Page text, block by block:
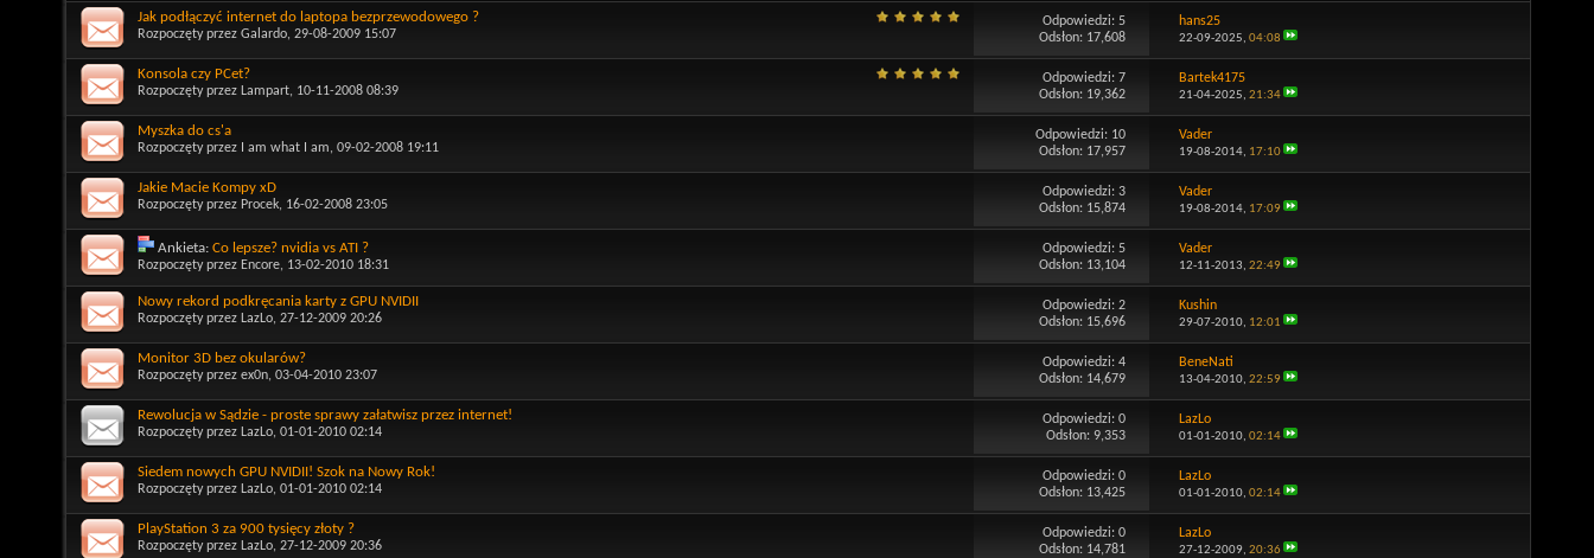
Jak podłączyć internet do laptopa bezprzewodowego ?
Rozpoczęty przez Galardo, 29-08-2009 15:07
Odpowiedzi:5
Odsłon: 17,608
hans25
22-09-2025, 04:08
Konsola czy PCet?
Rozpoczęty przez Lampart, 10-11-2008 08:39
Odpowiedzi:7
Odsłon: 19,362
Bartek4175
21-04-2025, 21:34
Myszka do cs'a
Rozpoczęty przez I am what I am, 09-02-2008 19:11
Odpowiedzi: 10
Odsłon: 17,957
Vader
19-08-2014, 17:10
Jakie Macie Kompy xD
Rozpoczęty przez Procek, 16-02-2008 23:05
Odpowiedzi:3
Odsłon: 15,874
Vader
19-08-2014, 17:09
Ankieta: Co lepsze? nvidia vs ATI ?
Rozpoczęty przez Encore, 13-02-2010 18:31
Odpowiedzi:5
Odsłon: 13,104
Vader
12-11-2013, 22:49
Nowy rekord podkręcania karty z GPU NVIDII
Rozpoczęty przez LazLo, 27-12-2009 20:26
Odpowiedzi:2
Odsłon: 15,696
Kushin
29-07-2010, 12:01
Monitor 3D bez okularów?
Rozpoczęty przez ex0n, 03-04-2010 23:07
Odpowiedzi:4
Odsłon: 14,679
BeneNati
13-04-2010, 22:59
Rewolucja w Sądzie - proste sprawy załatwisz przez internet!
Rozpoczęty przez LazLo, 01-01-2010 02:14
Odpowiedzi:0
Odsłon: 9,353
LazLo
01-01-2010, 02:14
Siedem nowych GPU NVIDII! Szok na Nowy Rok!
Rozpoczęty przez LazLo, 01-01-2010 02:14
Odpowiedzi:0
Odsłon: 13,425
LazLo
01-01-2010, 02:14
PlayStation 3 za 900 tysięcy złoty ?
Rozpoczęty przez LazLo, 27-12-2009 20:36
Odpowiedzi:0
Odsłon: 14,781
LazLo
27-12-2009, 20:36